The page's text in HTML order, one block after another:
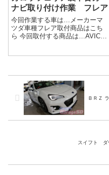
ナビ取り付け作業 フレア
今回作業する車は…メーカーマ
ツダ車種フレア取付商品はこち
ら 今回取付する商品は…AVIC-
らできるかも⁉🚗 あなたの...
ＢＲＺ
スイフト ダ